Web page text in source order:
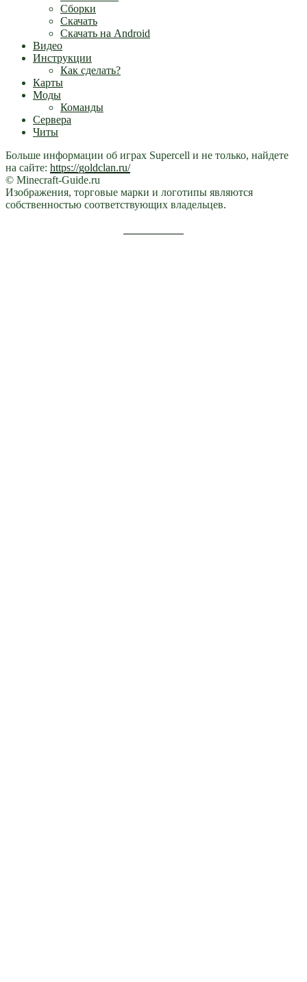
Сборки
Скачать
Скачать на Android
Видео
Инструкции
Как сделать?
Карты
Моды
Команды
Сервера
Читы
Больше информации об играх Supercell и не только, найдете
на сайте: https://goldclan.ru/
© Minecraft-Guide.ru
Изображения, торговые марки и логотипы являются
собственностью соответствующих владельцев.